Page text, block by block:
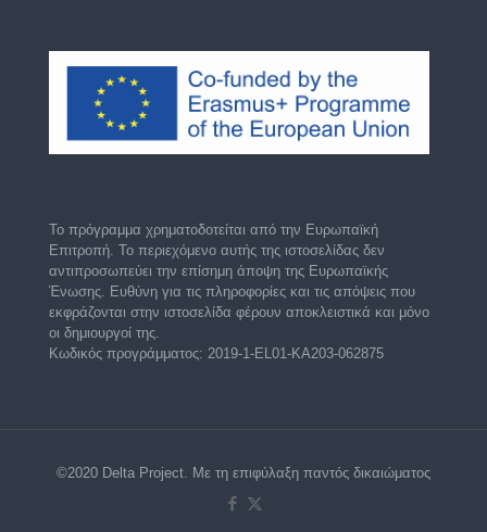
Το πρόγραμμα χρηματοδοτείται από την Ευρωπαϊκή
Επιτροπή. Το περιεχόμενο αυτής της ιστοσελίδας δεν
αντιπροσωπεύει την επίσημη άποψη της Ευρωπαϊκής
Ένωσης. Ευθύνη για τις πληροφορίες και τις απόψεις που
εκφράζονται στην ιστοσελίδα φέρουν αποκλειστικά και μόνο
οι δημιουργοί της.
Κωδικός προγράμματος: 2019-1-EL01-KA203-062875
©2020 Delta Project. Με τη επιφύλαξη παντός δικαιώματος